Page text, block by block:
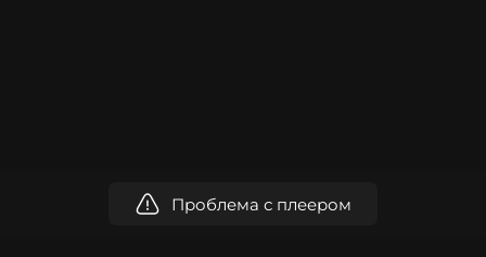
Проблема с плеером